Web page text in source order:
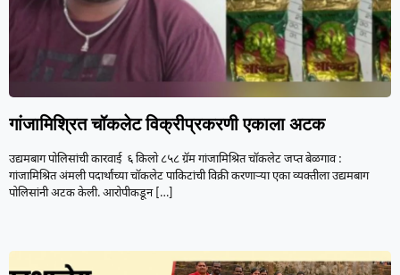
गांजामिश्रित चॉकलेट विक्रीप्रकरणी एकाला अटक
उद्यमबाग पोलिसांची कारवाई ६ किलो ८५८ ग्रॅम गांजामिश्रित चॉकलेट जप्त बेळगाव :
गांजामिश्रित अंमली पदार्थांच्या चॉकलेट पाकिटांची विक्री करणाऱ्या एका व्यक्तीला उद्यमबाग
पोलिसांनी अटक केली. आरोपीकडून[…]